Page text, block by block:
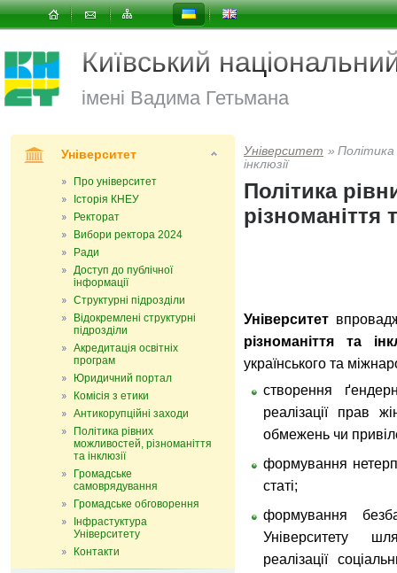
Київський
імені Вадима Гетьмана
Університет
Про університет
Історія КНЕУ
Ректорат
Вибори ректора 2024
Ради
Доступ до публічної
інформації
Структурні підрозділи
Відокремлені структурні
підрозділи
Акредитація освітніх
програм
Юридичний портал
Комісія з етики
Антикорупційні заходи
Політика рівних
можливостей, різноманіття
та інклюзії
Громадське
самоврядування
Громадське обговорення
Інфрастуктура
Університету
Контакти
Університет »
інклюзії
Політика
різноманіття
Університет
різноманіття та
українського та
створення
реалізації прав
обмежень чи
формування
статі;
формування
Університету
реалізації